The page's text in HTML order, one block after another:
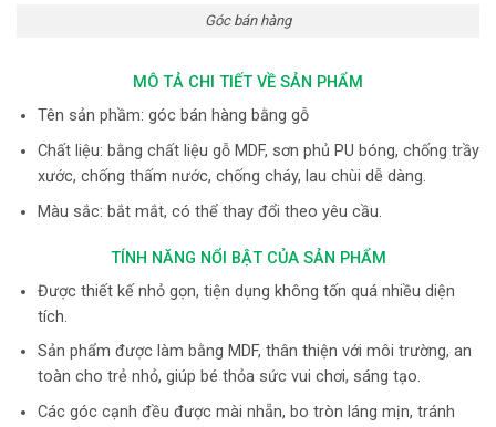
Góc bán hàng
MÔ TẢ CHI TIẾT VỀ SẢN PHẨM
Tên sản phầm: góc bán hàng bằng gỗ
Chất liệu: bằng chất liệu gỗ MDF, sơn phủ PU bóng, chống trầy
xước, chống thấm nước, chống cháy, lau chùi dễ dàng.
Màu sắc: bắt mắt, có thể thay đổi theo yêu cầu.
TÍNH NĂNG NỔI BẬT CỦA SẢN PHẨM
Được thiết kế nhỏ gọn, tiện dụng không tốn quá nhiều diện
tích.
Sản phẩm được làm bằng MDF, thân thiện với môi trường, an
toàn cho trẻ nhỏ, giúp bé thỏa sức vui chơi, sáng tạo.
Các góc cạnh đều được mài nhẵn, bo tròn láng mịn, tránh